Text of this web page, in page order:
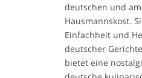
deutschen und
Hausmannskost.
Einfachheit und
deutscher
bietet eine